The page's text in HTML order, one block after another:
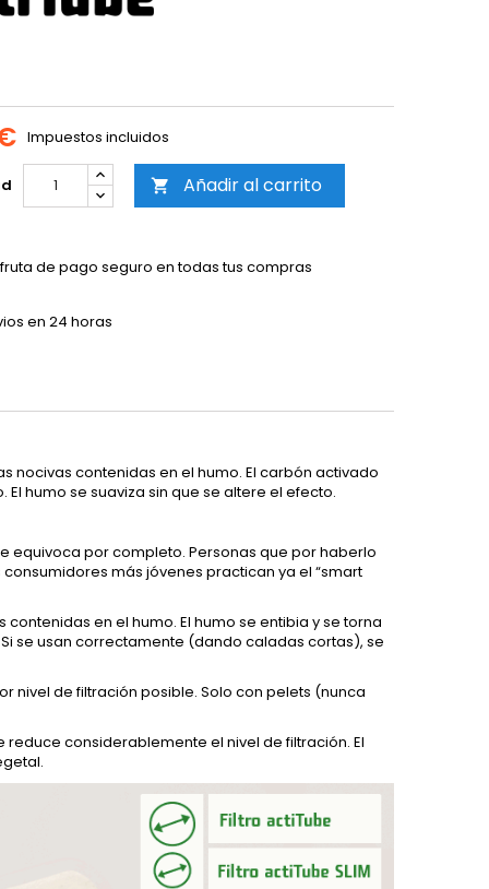
Impuestos incluidos
 Añadir al carrito
de pago seguro en todas tus compras
en 24 horas
nocivas contenidas en el humo. El carbón activado
humo se suaviza sin que se altere el efecto.
equivoca por completo. Personas que por haberlo
más jóvenes practican ya el “smart
en el humo. El humo se entibia y se torna
se usan correctamente (dando caladas cortas), se
nivel de filtración posible. Solo con pelets (nunca
reduce considerablemente el nivel de filtración. El